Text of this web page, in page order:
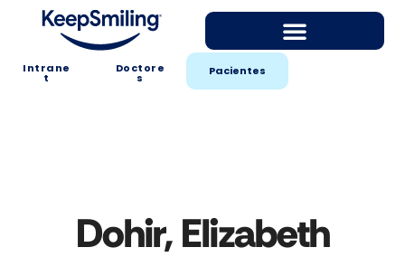
Intrane
t
Doctore
s Pacientes
Dohir, Elizabeth